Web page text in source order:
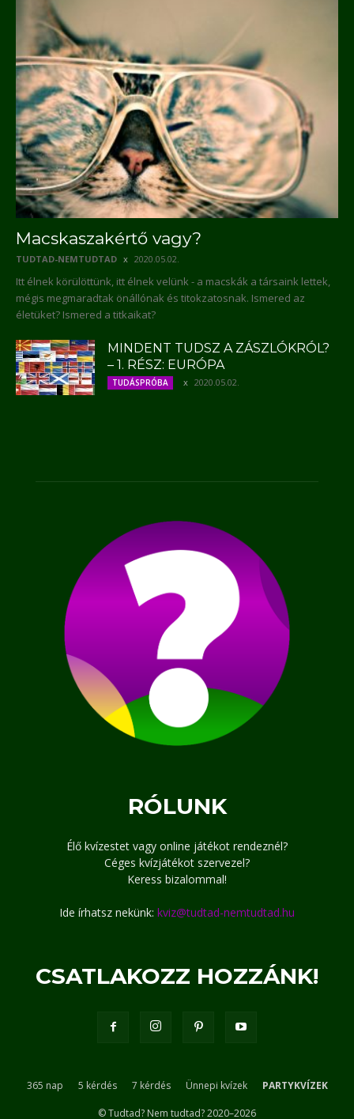
Macskaszakértő vagy?
TUDTAD-NEMTUDTAD 2020.05.02.
Itt élnek körülöttünk, itt élnek velünk - a macskák a társaink lettek,
mégis megmaradtak önállónak és titokzatosnak. Ismered az
életüket? Ismered a titkaikat?
MINDENT TUDSZ A ZÁSZLÓKRÓL?
– 1. RÉSZ: EURÓPA
TUDÁSPRÓBA 2020.05.02.
RÓLUNK
Élő kvízestet vagy online játékot rendeznél?
Céges kvízjátékot szervezel?
Keress bizalommal!
Ide írhatsz nekünk: kviz@tudtad-nemtudtad.hu
CSATLAKOZZ HOZZÁNK!
365 nap 5 kérdés 7 kérdés Ünnepi kvízek PARTYKVÍZEK
© Tudtad? Nem tudtad? 2020–2026